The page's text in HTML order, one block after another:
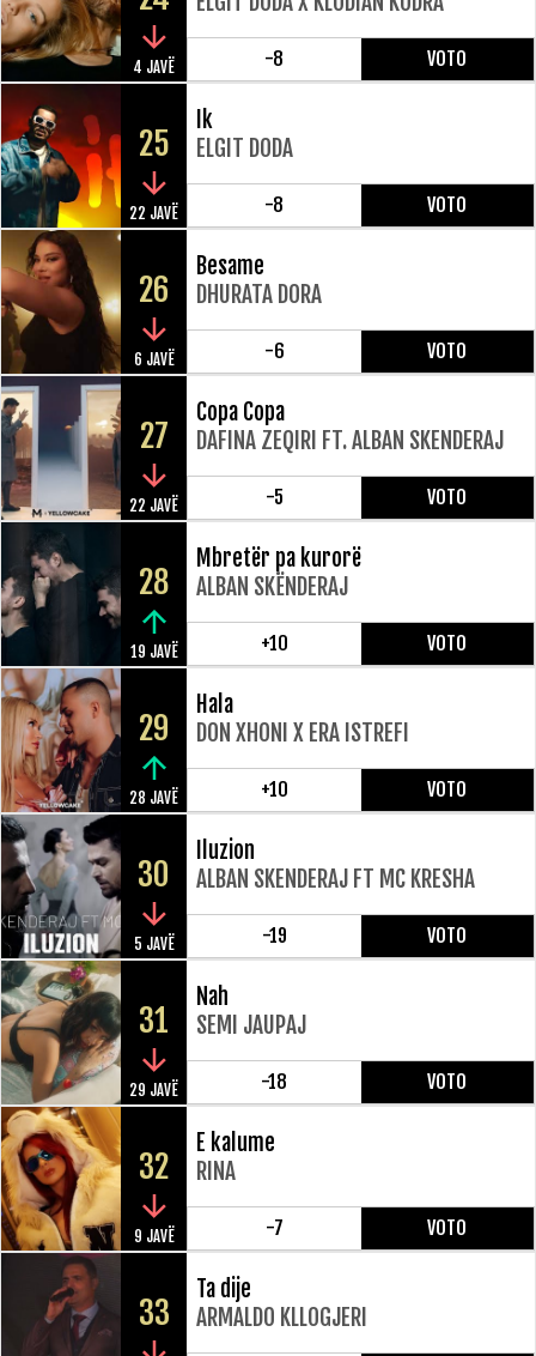
4 JAVË -8 VOTO
25
22 JAVË
Ik
ELGIT DODA
-8 VOTO
26
6 JAVË
Besame
DHURATA DORA
-6 VOTO
27
22 JAVË
Copa Copa
DAFINA ZEQIRI FT. ALBAN SKENDERAJ
-5 VOTO
28
19 JAVË
Mbretër pa kurorë
ALBAN SKËNDERAJ
+10 VOTO
29
28 JAVË
Hala
DON XHONI X ERA ISTREFI
+10 VOTO
30
5 JAVË
Iluzion
ALBAN SKENDERAJ FT MC KRESHA
-19 VOTO
31
29 JAVË
Nah
SEMI JAUPAJ
-18 VOTO
32
9 JAVË
E kalume
RINA
-7 VOTO
33
Ta dije
ARMALDO KLLOGJERI